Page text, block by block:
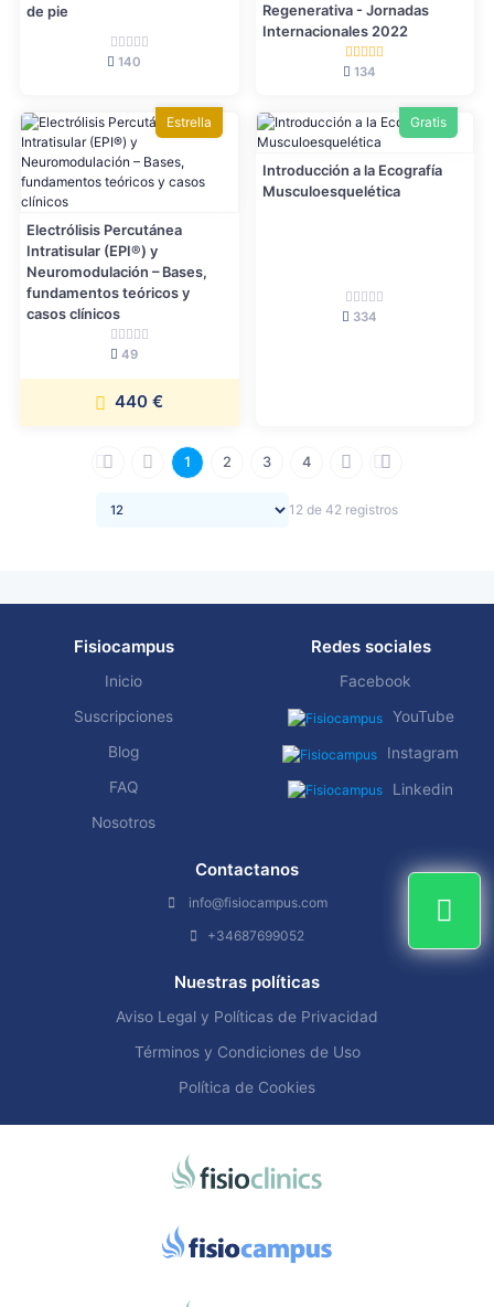
de pie
140
Regenerativa - Jornadas
Internacionales 2022
134
Estrella
Electrólisis Percutánea
Intratisular (EPI®) y
Neuromodulación – Bases,
fundamentos teóricos y
casos clínicos
49
440 €
Gratis
Introducción a la Ecografía
Musculoesquelética
334
1 2 3 4
12 de 42 registros
Fisiocampus
Inicio
Suscripciones
Blog
FAQ
Nosotros
Redes sociales
Facebook
YouTube
Instagram
Linkedin
Contactanos
info@fisiocampus.com
+34687699052
Nuestras políticas
Aviso Legal y Políticas de Privacidad
Términos y Condiciones de Uso
Política de Cookies